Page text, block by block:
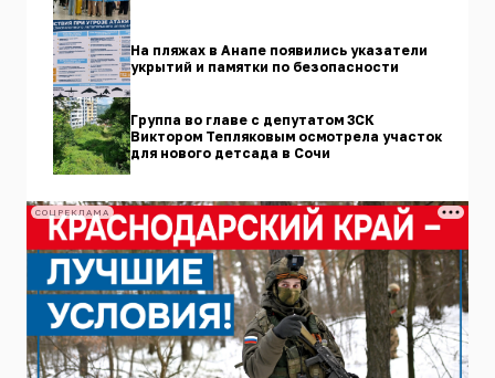
На пляжах в Анапе появились указатели
укрытий и памятки по безопасности
Группа во главе с депутатом ЗСК
Виктором Тепляковым осмотрела участок
для нового детсада в Сочи
СОЦРЕКЛАМА